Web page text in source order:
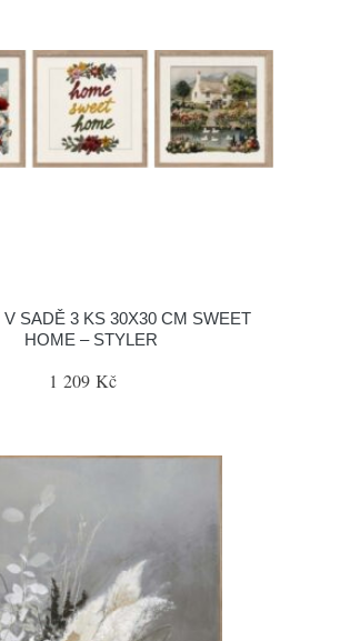
SADĚ 3 KS 30X30 CM SWEET
HOME – STYLER
1 209 Kč